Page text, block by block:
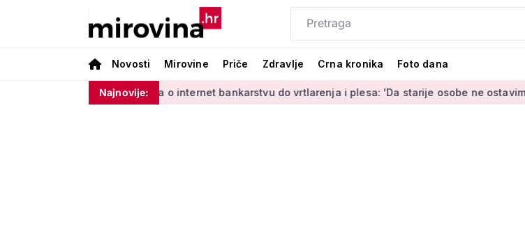
Novosti Mirovine Priče Zdravlje Crna kronika Foto dana
Najnovije:
Od učenja o internet bankarstvu do vrtlarenja i plesa: 'Da starije osobe ne ostavimo same'